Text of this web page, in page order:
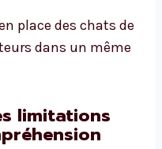
place des chats de
dans un même
limitations